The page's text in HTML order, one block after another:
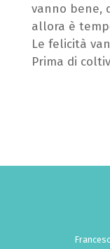
vanno bene,
allora è
Le felicità
Prima di